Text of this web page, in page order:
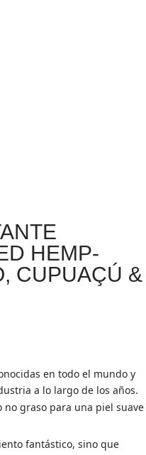
HEMP-
CUPUAÇÚ &
en todo el mundo y
a lo largo de los años.
graso para una piel suave
fantástico, sino que